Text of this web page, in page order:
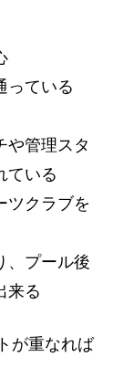
っている
や管理スタ
ている
ツクラブを
、プール後
来る
が重なれば